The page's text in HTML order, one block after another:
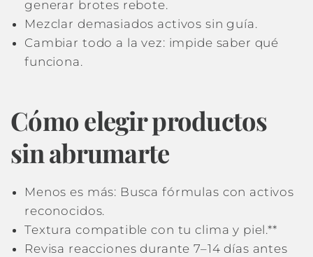
generar brotes rebote.
Mezclar demasiados activos sin guía.
Cambiar todo a la vez: impide saber qué
funciona.
Cómo elegir productos
sin abrumarte
Menos es más: Busca fórmulas con activos
reconocidos.
Textura compatible con tu clima y piel.**
Revisa reacciones durante 7–14 días antes